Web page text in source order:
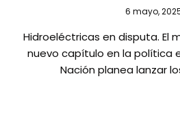
6 mayo,
Hidroeléctricas en disputa. El
nuevo capítulo en la política
Nación planea lanzar